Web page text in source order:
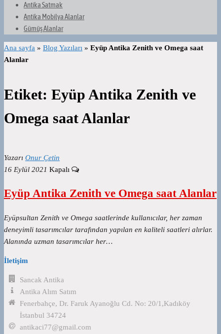
Antika Satmak
Antika Mobilya Alanlar
Gümüş Alanlar
Ana sayfa » Blog Yazıları » Eyüp Antika Zenith ve Omega saat
Alanlar
Etiket: Eyüp Antika Zenith ve
Omega saat Alanlar
Yazarı Onur Çetin
16 Eylül 2021 Kapalı
Eyüp Antika Zenith ve Omega saat Alanlar
Eyüpsultan Zenith ve Omega saatlerinde kullanıcılar, her zaman
deneyimli tasarımcılar tarafından yapılan en kaliteli saatleri alırlar.
Alanında uzman tasarımcılar her…
İletişim
Sancak Antika
Antika Alım Satım
Fenerbahçe, Dr. Faruk Ayanoğlu Cd. No: 20/1,Kadıköy
İstanbul 34724
antikaci77@gmail.com